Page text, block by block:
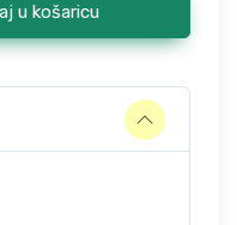
u košaricu